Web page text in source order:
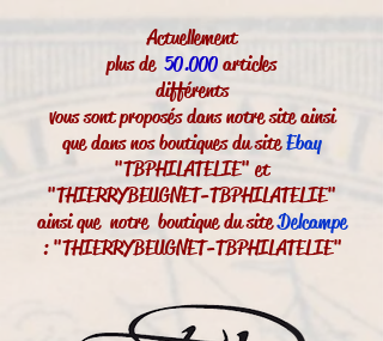
Actuellement
plus de50.000articles
différents
vous sont proposés dans notre site ainsi
que dans nos boutiques du siteEbay
"TBPHILATELIE" et
"THIERRYBEUGNET-TBPHILATELIE"
ainsi que notre boutique du siteDelcampe
: "THIERRYBEUGNET-TBPHILATELIE"